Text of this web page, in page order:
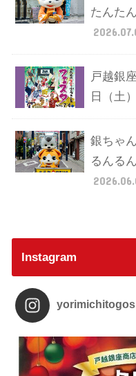
たんた
戸越銀
日（土
銀ちゃ
るんる
Instagram